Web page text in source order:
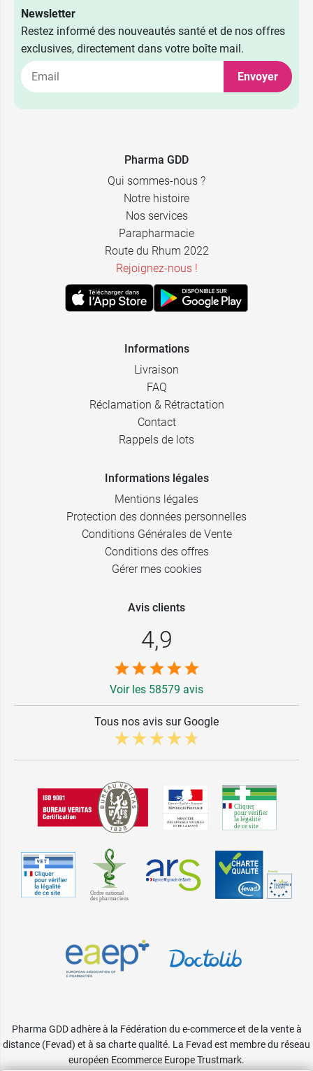
30 gélules 5,37 €
1,49 €
Eg Labo 1,49 €
Newsletter
Restez informé des nouveautés santé et de nos offres
exclusives, directement dans votre boîte mail.
Envoyer
Pharma GDD
Qui sommes-nous ?
Notre histoire
Nos services
Parapharmacie
Route du Rhum 2022
Rejoignez-nous !
Informations
Livraison
FAQ
Réclamation & Rétractation
Contact
Rappels de lots
Informations légales
Mentions légales
Protection des données personnelles
Conditions Générales de Vente
Conditions des offres
Gérer mes cookies
Avis clients
4,9
Voir les 58579 avis
Tous nos avis sur Google
Pharma GDD adhère à la Fédération du e-commerce et de la vente à
distance (Fevad) et à sa charte qualité. La Fevad est membre du réseau
européen Ecommerce Europe Trustmark.